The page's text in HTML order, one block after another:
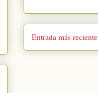
Entrada más reciente